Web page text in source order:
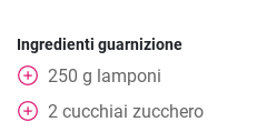
Ingredienti guarnizione
250 g lamponi
2 cucchiai zucchero